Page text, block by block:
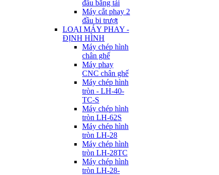
đầu băng tải
Máy cắt phay 2
đầu bi trượt
LOẠI MÁY PHAY -
ĐỊNH HÌNH
Máy chép hình
chân ghế
Máy phay
CNC chân ghế
Máy chép hình
tròn - LH-40-
TC-S
Máy chép hình
tròn LH-62S
Máy chép hình
tròn LH-28
Máy chép hình
tròn LH-28TC
Máy chép hình
tròn LH-28-